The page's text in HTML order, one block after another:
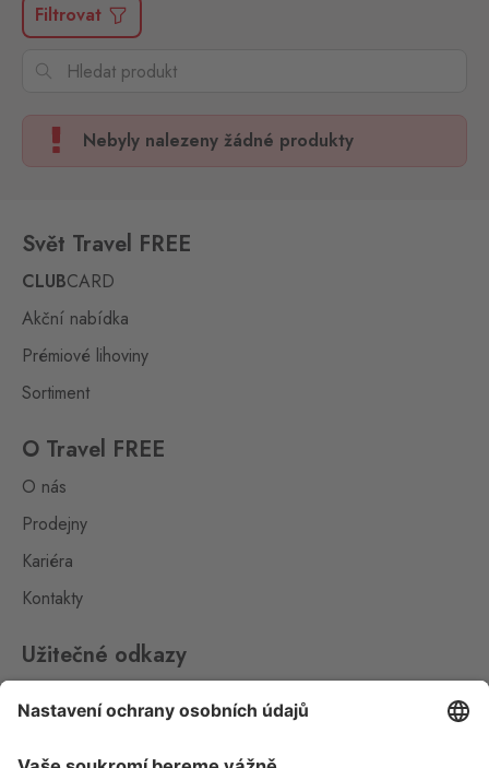
Filtrovat
Nebyly nalezeny žádné produkty
Svět Travel FREE
CLUBCARD
Akční nabídka
Prémiové lihoviny
Sortiment
O Travel FREE
O nás
Prodejny
Kariéra
Kontakty
Užitečné odkazy